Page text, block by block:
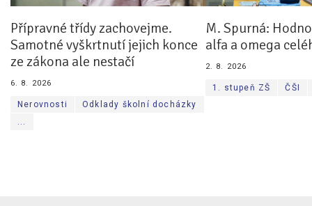
Přípravné třídy zachovejme.
Samotné vyškrtnutí jejich konce
ze zákona ale nestačí
6. 8. 2026
Nerovnosti
Odklady školní docházky
...
M. Spurná:
alfa a omega
2. 8. 2026
1. stupeň ZŠ ČŠI